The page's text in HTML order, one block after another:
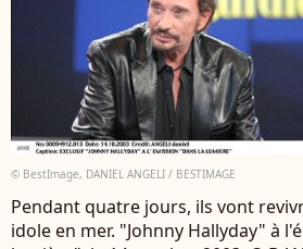
© BestImage, DANIEL ANGELI / BESTIMAGE
Pendant quatre jours, ils vont
idole en mer. "Johnny Hallyday" à